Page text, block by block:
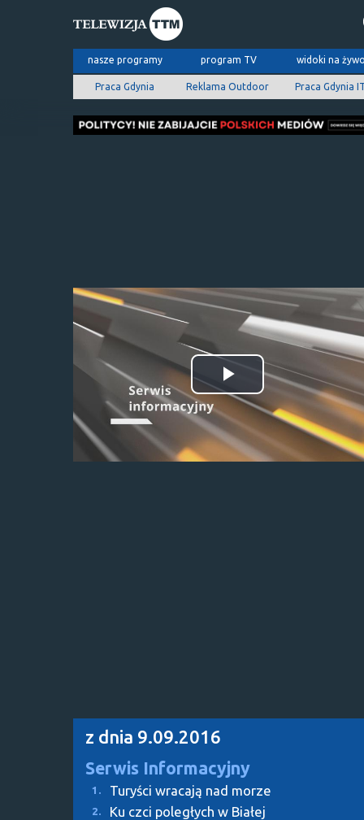
nasze programy program TV widoki na
Praca Gdynia Reklama Outdoor Praca Gdynia
Odtwórz
wideo
z dnia 9.09.2016
Serwis Informacyjny
1. Turyści wracają nad morze
2. Ku czci poległych w Białej